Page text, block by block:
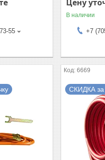
55
Цену
В наличии
+7
6669
СКИДКА за